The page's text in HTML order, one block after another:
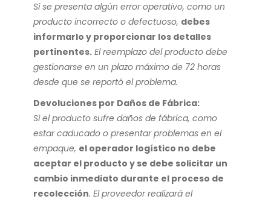
Si se presenta algún error operativo, como un
producto incorrecto o defectuoso, debes
informarlo y proporcionar los detalles
pertinentes. El reemplazo del producto debe
gestionarse en un plazo máximo de 72 horas
desde que se reportó el problema.
Devoluciones por Daños de Fábrica:
Si el producto sufre daños de fábrica, como
estar caducado o presentar problemas en el
empaque, el operador logístico no debe
aceptar el producto y se debe solicitar un
cambio inmediato durante el proceso de
recolección. El proveedor realizará el